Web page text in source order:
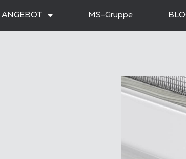
ANGEBOT MS-Gruppe